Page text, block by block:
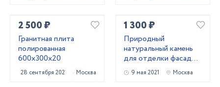
2 500 ₽
Гранитная плита
полированная
600х300х20
28 сентября 2021 Москва
1 300 ₽
Природный
натуральный камень
для отделки фасадов,
а так же брусчатка .
9 мая 2021 Москва